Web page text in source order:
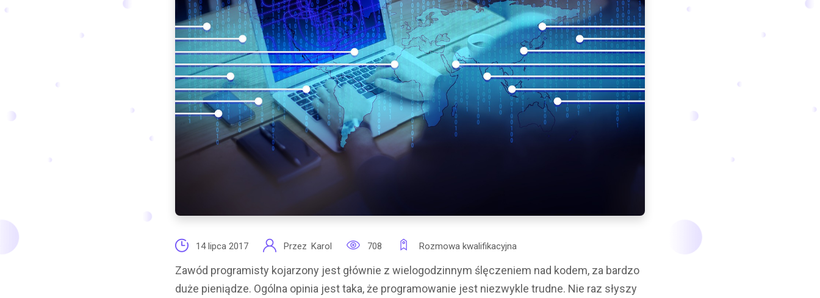
14 lipca 2017 Przez Karol 708 Rozmowa kwalifikacyjna
Zawód programisty kojarzony jest głównie z wielogodzinnym ślęczeniem nad kodem, za bardzo
duże pieniądze. Ogólna opinia jest taka, że programowanie jest niezwykle trudne. Nie raz słyszy